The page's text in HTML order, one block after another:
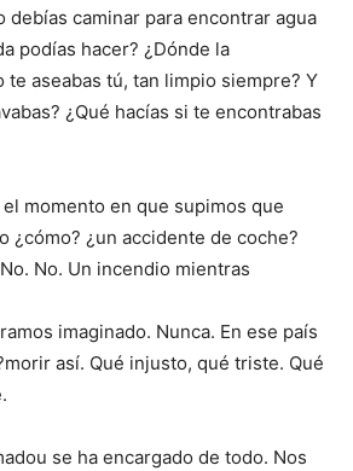
debías caminar para encontrar agua
podías hacer? ¿Dónde la
te aseabas tú, tan limpio siempre? Y
¿Qué hacías si te encontrabas
momento en que supimos que
¿cómo? ¿un accidente de coche?
No. Un incendio mientras
imaginado. Nunca. En ese país
así. Qué injusto, qué triste. Qué
se ha encargado de todo. Nos